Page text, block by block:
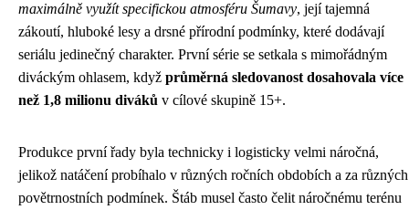
maximálně využít specifickou atmosféru Šumavy, její tajemná
zákoutí, hluboké lesy a drsné přírodní podmínky, které dodávají
seriálu jedinečný charakter. První série se setkala s mimořádným
diváckým ohlasem, když průměrná sledovanost dosahovala více
než 1,8 milionu diváků v cílové skupině 15+.
Produkce první řady byla technicky i logisticky velmi náročná,
jelikož natáčení probíhalo v různých ročních obdobích a za různých
povětrnostních podmínek. Štáb musel často čelit náročnému terénu